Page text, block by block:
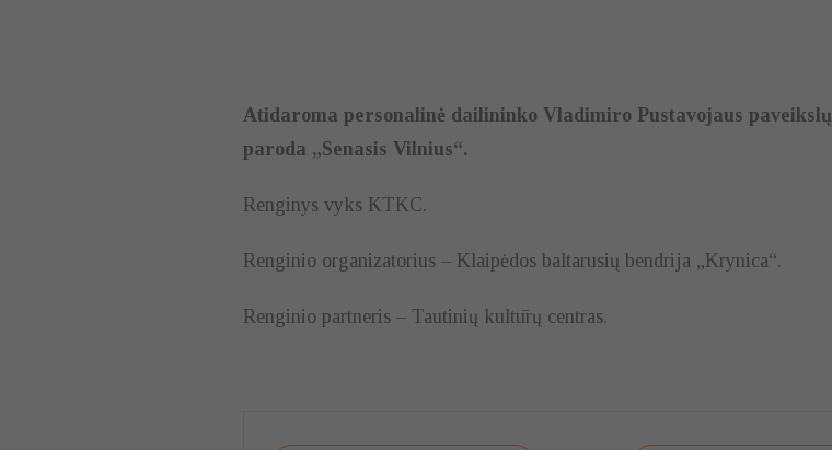
Atidaroma personalinė dailininko Vladimiro Pustavojaus paveikslų
paroda „Senasis Vilnius“.
Renginys vyks KTKC.
Renginio organizatorius – Klaipėdos baltarusių bendrija „Krynica“.
Renginio partneris – Tautinių kultūrų centras.